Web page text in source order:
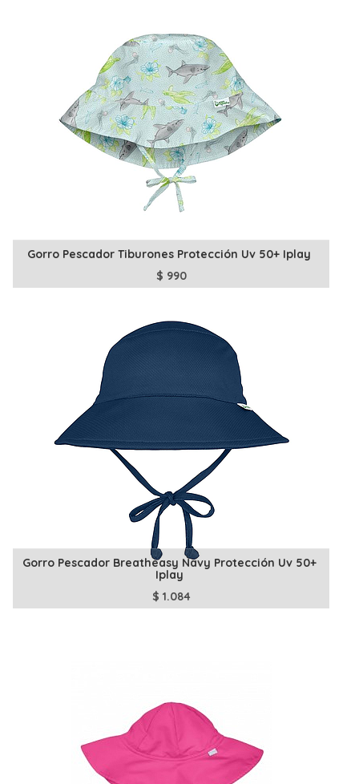
Gorro Pescador Tiburones Protección Uv 50+ Iplay
$ 990
Gorro Pescador Breatheasy Navy Protección Uv 50+
Iplay
$ 1.084